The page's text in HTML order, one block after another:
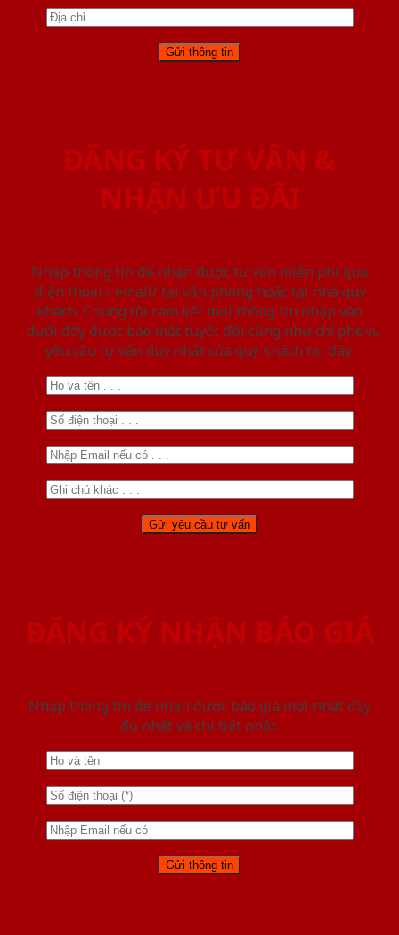
ĐĂNG KÝ TƯ VẤN &
NHẬN ƯU ĐÃI
Nhập thông tin để nhận được tư vấn miễn phí qua
điện thoại / email/ tại văn phòng hoặc tại nhà quý
khách. Chúng tôi cam kết mọi thông tin nhập vào
dưới đây được bảo mật tuyệt đối cũng như chỉ phục vụ
yêu cầu tư vấn duy nhất của quý khách tại đây.
ĐĂNG KÝ NHẬN BÁO GIÁ
Nhập thông tin để nhận được báo giá mới nhât đầy
đủ nhất và chi tiết nhất.